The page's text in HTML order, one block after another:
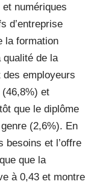
numériques
d’entreprise
la formation
qualité de la
employeurs
et
que le diplôme
(2,6%). En
besoins et l’offre
que la
à 0,43 et montre